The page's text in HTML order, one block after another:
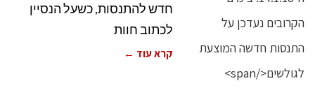
חדש להתנסות, כשעל הנסיין
לכתוב חוות
קרא עוד ←